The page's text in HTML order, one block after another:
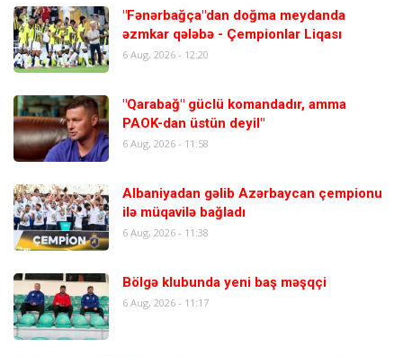
"Fənərbağça"dan doğma meydanda
əzmkar qələbə - Çempionlar Liqası
6 Aug, 2026 - 12:20
"Qarabağ" güclü komandadır, amma
PAOK-dan üstün deyil"
6 Aug, 2026 - 11:58
Albaniyadan gəlib Azərbaycan çempionu
ilə müqavilə bağladı
6 Aug, 2026 - 11:38
Bölgə klubunda yeni baş məşqçi
6 Aug, 2026 - 11:17